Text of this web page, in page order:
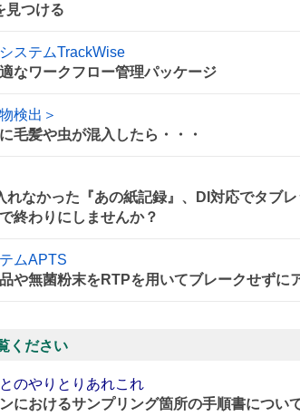
見つける
ステムTrackWise
なワークフロー管理パッケージ
検出＞
毛髪や虫が混入したら・・・
れなかった『あの紙記録』、DI対応でタブ
終わりにしませんか？
ムAPTS
や無菌粉末をRTPを用いてブレークせずに
ください
のやりとりあれこれ
におけるサンプリング箇所の手順書につい